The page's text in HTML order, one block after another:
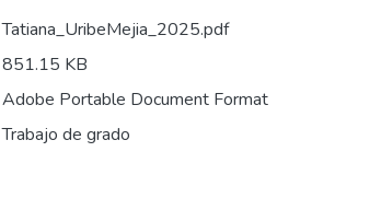
Tatiana_UribeMejia_2025.pdf
851.15 KB
Adobe Portable Document Format
Trabajo de grado